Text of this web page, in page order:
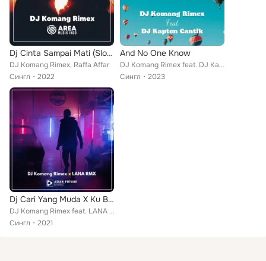
Dj Cinta Sampai Mati (Slow Remix)
DJ Komang Rimex, Raffa Affar
Сингл
2022
And No One Know
DJ Komang Rimex feat. DJ Kapten Cantik
Сингл
2023
Dj Cari Yang Muda X Ku Bahagia Denganmu
DJ Komang Rimex feat. LANA RMX
Сингл
2021